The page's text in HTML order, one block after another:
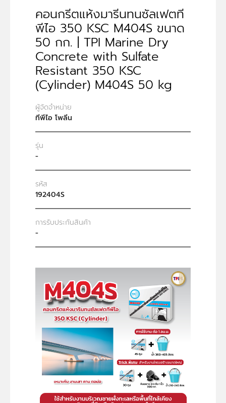
คอนกรีตแห้งมารีนทนซัลเฟตที
พีไอ 350 KSC M404S ขนาด
50 กก. | TPI Marine Dry
Concrete with Sulfate
Resistant 350 KSC
(Cylinder) M404S 50 kg
ผู้จัดจำหน่าย
ทีพีไอ โพลีน
รุ่น
-
รหัส
192404S
การรับประกันสินค้า
-